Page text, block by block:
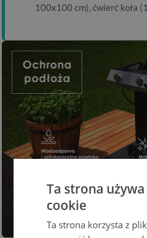
100x100 cm), ćwierć koła
Ta strona
cookie
Ta strona korzysta z